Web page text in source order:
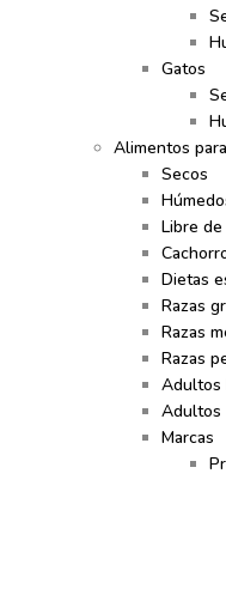
Gatos
Alimentos
Secos
Libre
Dietas
Razas
Razas
Razas
Adultos
Adultos
Marcas